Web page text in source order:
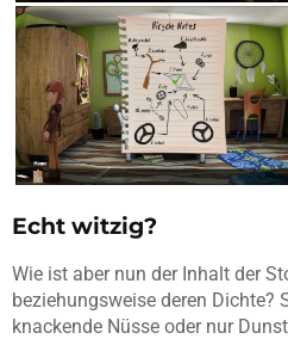
Echt witzig?
Wie ist aber nun der Inhalt der
beziehungsweise deren Dichte?
knackende Nüsse oder nur